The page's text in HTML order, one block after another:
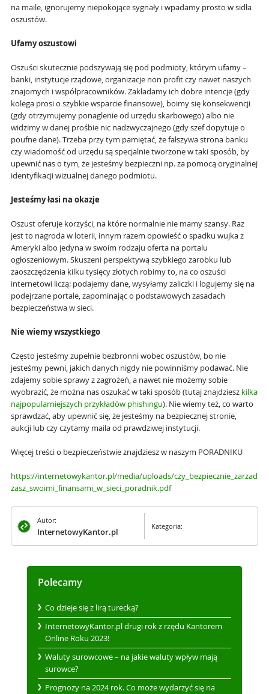
na maile, ignorujemy niepokojące sygnały i wpadamy prosto w sidła
oszustów.
Ufamy oszustowi
Oszuści skutecznie podszywają się pod podmioty, którym ufamy –
banki, instytucje rządowe, organizacje non profit czy nawet naszych
znajomych i współpracowników. Zakładamy ich dobre intencje (gdy
kolega prosi o szybkie wsparcie finansowe), boimy się konsekwencji
(gdy otrzymujemy ponaglenie od urzędu skarbowego) albo nie
widzimy w danej prośbie nic nadzwyczajnego (gdy szef dopytuje o
poufne dane). Trzeba przy tym pamiętać, żefałszywa strona banku
czy wiadomość od urzędu są specjalnie tworzone w taki sposób, by
upewnić nas o tym, że jesteśmy bezpieczni np. za pomocą oryginalnej
identyfikacji wizualnej danego podmiotu.
Jesteśmy łasi na okazje
Oszust oferuje korzyści, na które normalnie nie mamy szansy. Raz
jest to nagroda w loterii, innym razem opowieść o spadku wujka z
Ameryki albo jedyna w swoim rodzaju oferta na portalu
ogłoszeniowym. Skuszeni perspektywą szybkiego zarobku lub
zaoszczędzenia kilku tysięcy złotych robimy to, na co oszuści
internetowi liczą: podajemy dane, wysyłamy zaliczki i logujemy się na
podejrzane portale, zapominając o podstawowych zasadach
bezpieczeństwa w sieci.
Nie wiemy wszystkiego
Często jesteśmy zupełnie bezbronni wobec oszustów, bo nie
jesteśmy pewni, jakich danych nigdy nie powinniśmy podawać. Nie
zdajemy sobie sprawy z zagrożeń, a nawet nie możemy sobie
wyobrazić, że można nas oszukać w taki sposób (tutaj znajdziesz kilka
najpopularniejszych przykładów phishingu). Nie wiemy też, co warto
sprawdzać, aby upewnić się, że jesteśmy na bezpiecznej stronie,
aukcji lub czy czytamy maila od prawdziwej instytucji.
Więcej treści o bezpieczeństwie znajdziesz w naszym PORADNIKU
https://internetowykantor.pl/media/uploads/czy_bezpiecznie_zarzad
zasz_swoimi_finansami_w_sieci_poradnik.pdf
Autor:
InternetowyKantor.pl
Kategoria:
Polecamy
Co dzieje się z lirą turecką?
InternetowyKantor.pl drugi rok z rzędu Kantorem
Online Roku 2023!
Waluty surowcowe – na jakie waluty wpływ mają
surowce?
Prognozy na 2024 rok. Co może wydarzyć się na